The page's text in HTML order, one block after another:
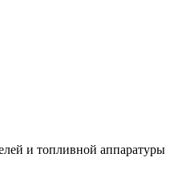
и топливной аппаратуры